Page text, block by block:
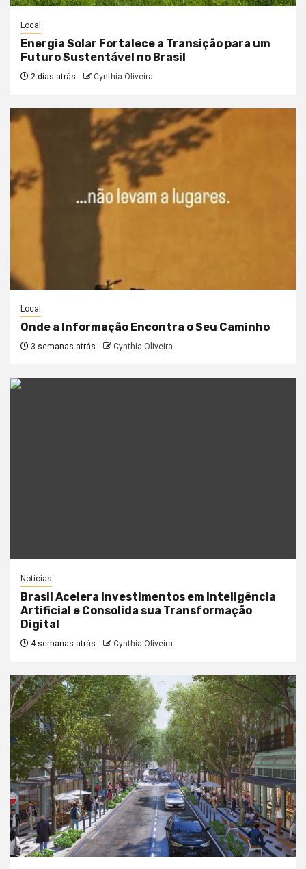
Local
Energia Solar Fortalece a Transição para um
Futuro Sustentável no Brasil
2 dias atrás Cynthia Oliveira
Local
Onde a Informação Encontra o Seu Caminho
3 semanas atrás Cynthia Oliveira
Notícias
Brasil Acelera Investimentos em Inteligência
Artificial e Consolida sua Transformação
Digital
4 semanas atrás Cynthia Oliveira